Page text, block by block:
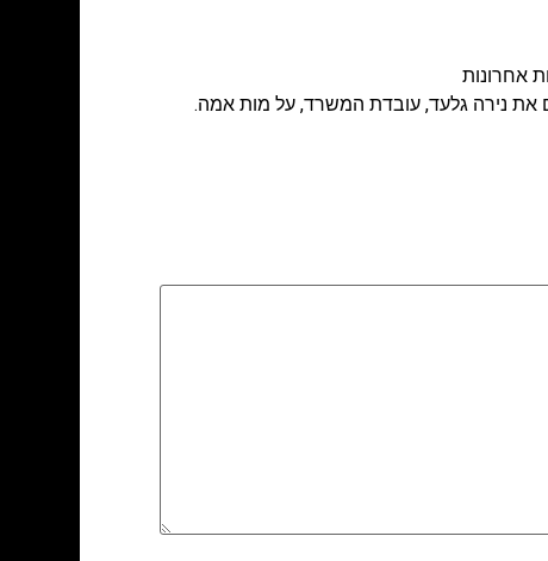
אחרונות
נירה גלעד, עובדת המשרד, על מות אמה.